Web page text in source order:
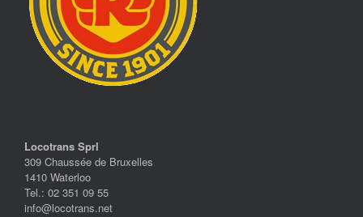
Locotrans Sprl
309 Chaussée de Bruxelles
1410 Waterloo
Tel.: 02 351 09 55
info@locotrans.net